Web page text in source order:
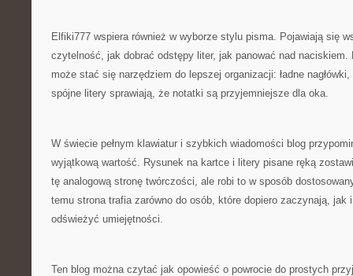
Elfiki777 wspiera również w wyborze stylu pisma. Pojawiają się
czytelność, jak dobrać odstępy liter, jak panować nad naciskiem.
może stać się narzędziem do lepszej organizacji: ładne
spójne litery sprawiają, że notatki są przyjemniejsze dla oka.
W świecie pełnym klawiatur i szybkich wiadomości blog
wyjątkową wartość. Rysunek na kartce i litery pisane ręką
tę analogową stronę twórczości, ale robi to w sposób
temu strona trafia zarówno do osób, które dopiero zaczynają,
odświeżyć umiejętności.
Ten blog można czytać jak opowieść o powrocie do prostych